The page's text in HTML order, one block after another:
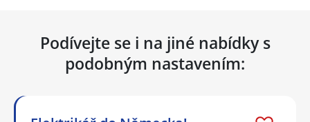
Podívejte se i na jiné nabídky s
podobným nastavením: